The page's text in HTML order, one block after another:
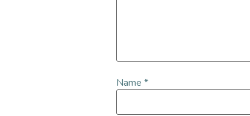
Name *